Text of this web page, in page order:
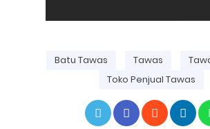
Batu Tawas Tawas
Toko Penjual Tawas